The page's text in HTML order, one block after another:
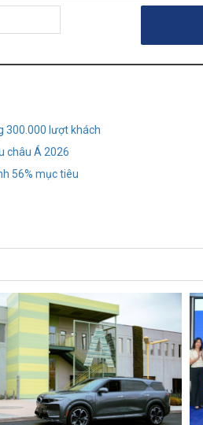
300.000 lượt khách
châu Á 2026
56% mục tiêu